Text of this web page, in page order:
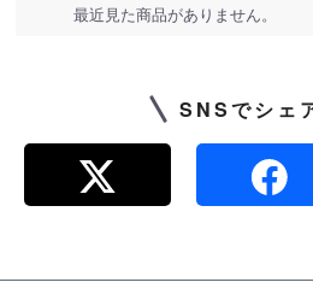
最近見た商品がありません。
SNSでシェ